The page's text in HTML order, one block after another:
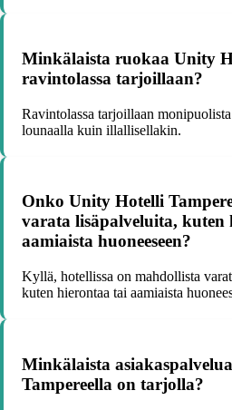
Minkälaista ruokaa Unity
ravintolassa tarjoillaan?
Ravintolassa tarjoillaan
lounaalla kuin illallisellakin.
Onko Unity Hotelli
varata lisäpalveluita, kuten
aamiaista huoneeseen?
Kyllä, hotellissa on mahdollista
kuten hierontaa tai aamiaista
Minkälaista
Tampereella on tarjolla?